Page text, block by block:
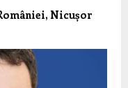
Nicușor